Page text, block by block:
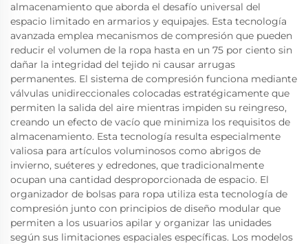
almacenamiento que aborda el desafío universal del
espacio limitado en armarios y equipajes. Esta tecnología
avanzada emplea mecanismos de compresión que pueden
reducir el volumen de la ropa hasta en un 75 por ciento sin
dañar la integridad del tejido ni causar arrugas
permanentes. El sistema de compresión funciona mediante
válvulas unidireccionales colocadas estratégicamente que
permiten la salida del aire mientras impiden su reingreso,
creando un efecto de vacío que minimiza los requisitos de
almacenamiento. Esta tecnología resulta especialmente
valiosa para artículos voluminosos como abrigos de
invierno, suéteres y edredones, que tradicionalmente
ocupan una cantidad desproporcionada de espacio. El
organizador de bolsas para ropa utiliza esta tecnología de
compresión junto con principios de diseño modular que
permiten a los usuarios apilar y organizar las unidades
según sus limitaciones espaciales específicas. Los modelos